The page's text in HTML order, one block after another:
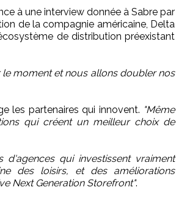
à une interview donnée à Sabre par
de la compagnie américaine, Delta
de distribution préexistant
moment et nous allons doubler nos
les partenaires qui innovent. "Même
qui créent un meilleur choix de
qui investissent vraiment
des loisirs, et des améliorations
Next Generation Storefront".